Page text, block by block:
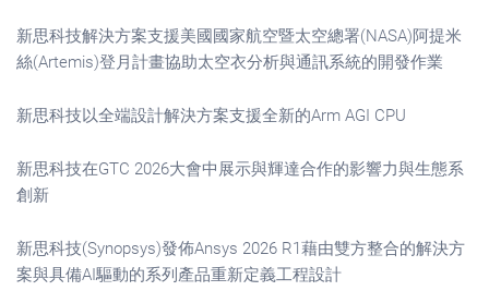
新思科技解決方案支援美國國家航空暨太空總署(NASA)阿提米
絲(Artemis)登月計畫協助太空衣分析與通訊系統的開發作業
新思科技以全端設計解決方案支援全新的Arm AGI CPU
新思科技在GTC 2026大會中展示與輝達合作的影響力與生態系
創新
新思科技(Synopsys)發佈Ansys 2026 R1藉由雙方整合的解決方
案與具備AI驅動的系列產品重新定義工程設計